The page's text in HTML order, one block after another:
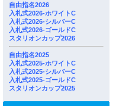
自由指名2026
入札式2026-ホワイトC
入札式2026-シルバーC
入札式2026-ゴールドC
スタリオンカップ2026
自由指名2025
入札式2025-ホワイトC
入札式2025-シルバーC
入札式2025-ゴールドC
スタリオンカップ2025